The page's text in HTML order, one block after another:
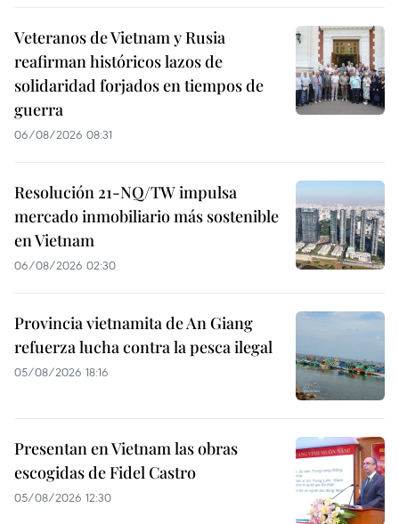
Veteranos de Vietnam y Rusia
reafirman históricos lazos de
solidaridad forjados en tiempos de
guerra
06/08/2026 08:31
Resolución 21-NQ/TW impulsa
mercado inmobiliario más sostenible
en Vietnam
06/08/2026 02:30
Provincia vietnamita de An Giang
refuerza lucha contra la pesca ilegal
05/08/2026 18:16
Presentan en Vietnam las obras
escogidas de Fidel Castro
05/08/2026 12:30